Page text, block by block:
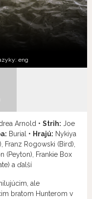
eng
Arnold • Strih: Joe
Burial • Hrajú: Nykiya
Franz Rogowski (Bird),
(Peyton), Frankie Box
a ďalší
ale
bratom Hunterom v